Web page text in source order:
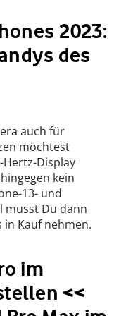
2023:
des
auch für
möchtest
Hertz-Display
kein
13- und
musst Du dann
Kauf nehmen.
im
<<